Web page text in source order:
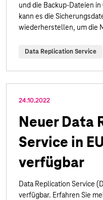
und die Backup-Dateien
kann es die
wiederherstellen, um die
Data Replication Service
24.10.2022
Neuer Data
Service in
verfügbar
Data Replication Service
verfügbar. Erfahren Sie